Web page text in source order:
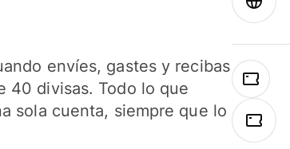
envíes, gastes y recibas
40 divisas. Todo lo que
sola cuenta, siempre que lo